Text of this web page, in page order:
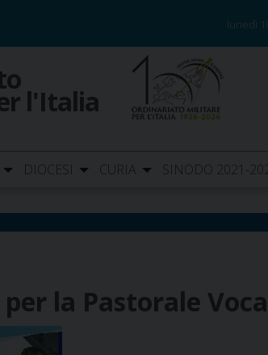
lunedì
l'Italia
DIOCESI CURIA SINODO 2021-
per la Pastorale